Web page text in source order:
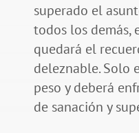
superado el
todos los demás,
quedará el
deleznable. Solo
peso y deberá
de sanación y